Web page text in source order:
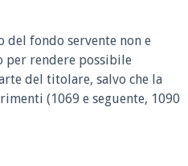
fondo servente non e
per rendere possibile
del titolare, salvo che la
(1069 e seguente, 1090